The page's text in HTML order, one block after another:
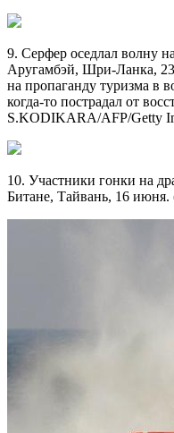
9. Серфер оседлал волну
Аругамбэй, Шри-Ланка,
на пропаганду туризма в
когда-то пострадал от
S.KODIKARA/AFP/Getty
10. Участники гонки на
Битане, Тайвань, 16